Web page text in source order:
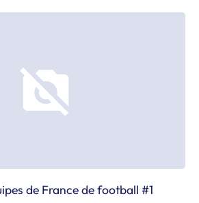
de France de football #1